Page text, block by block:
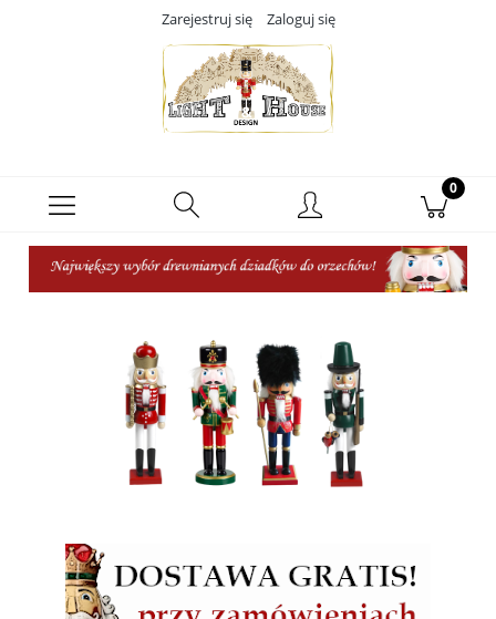
Zarejestruj się Zaloguj się